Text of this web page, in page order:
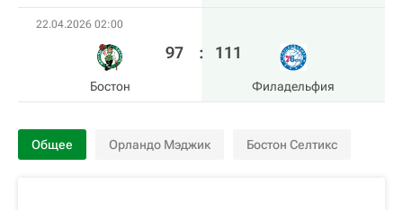
22.04.2026 02:00
Бостон
97 : 111
Филадельфия
Общее Орландо Мэджик Бостон Селтикс